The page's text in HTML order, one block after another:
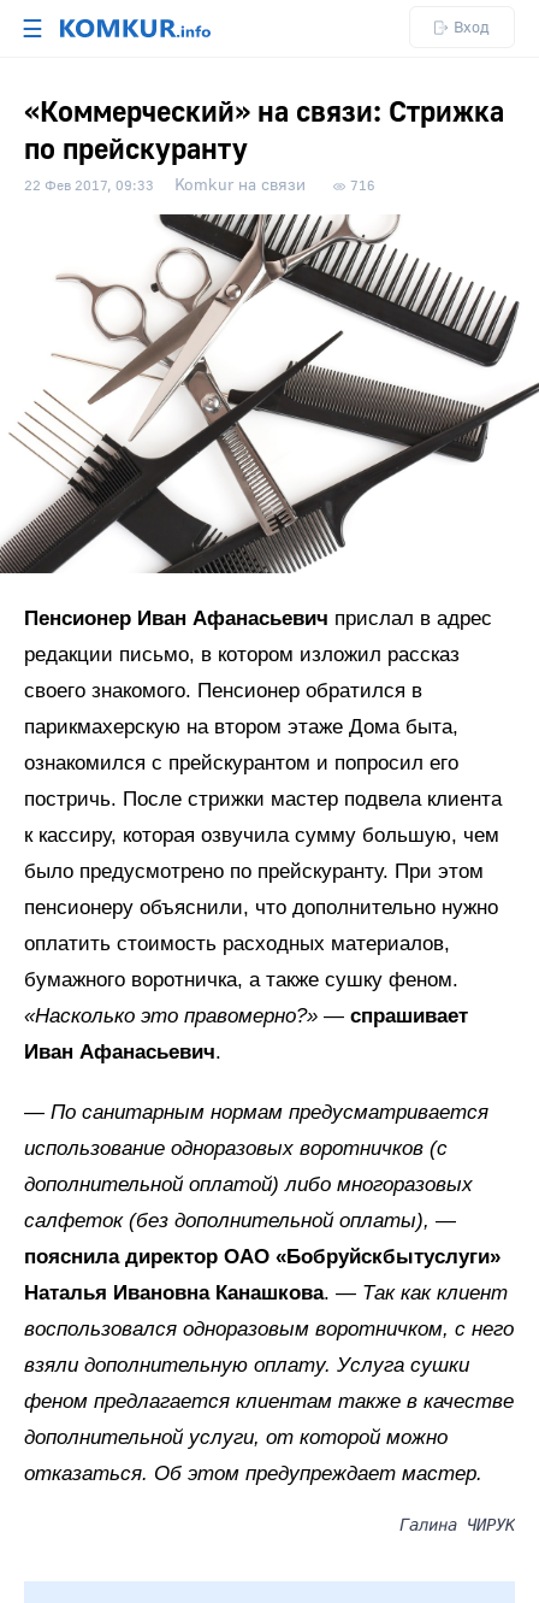
☰ Вход
«Коммерческий» на связи: Стрижка
по прейскуранту
22 Фев 2017, 09:33 Komkur на связи 716
Пенсионер Иван Афанасьевич прислал в адрес
редакции письмо, в котором изложил рассказ
своего знакомого. Пенсионер обратился в
парикмахерскую на втором этаже Дома быта,
ознакомился с прейскурантом и попросил его
постричь. После стрижки мастер подвела клиента
к кассиру, которая озвучила сумму большую, чем
было предусмотрено по прейскуранту. При этом
пенсионеру объяснили, что дополнительно нужно
оплатить стоимость расходных материалов,
бумажного воротничка, а также сушку феном.
«Насколько это правомерно?» — спрашивает
Иван Афанасьевич.
— По санитарным нормам предусматривается
использование одноразовых воротничков (с
дополнительной оплатой) либо многоразовых
салфеток (без дополнительной оплаты), —
пояснила директор ОАО «Бобруйскбытуслуги»
Наталья Ивановна Канашкова. — Так как клиент
воспользовался одноразовым воротничком, с него
взяли дополнительную оплату. Услуга сушки
феном предлагается клиентам также в качестве
дополнительной услуги, от которой можно
отказаться. Об этом предупреждает мастер.
Галина ЧИРУК